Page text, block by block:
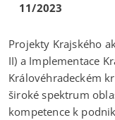
11/2023
Projekty Krajského
II) a Implementace
Královéhradeckém
široké spektrum
kompetence k